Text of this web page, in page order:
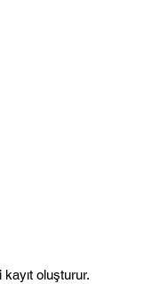
oluşturur.